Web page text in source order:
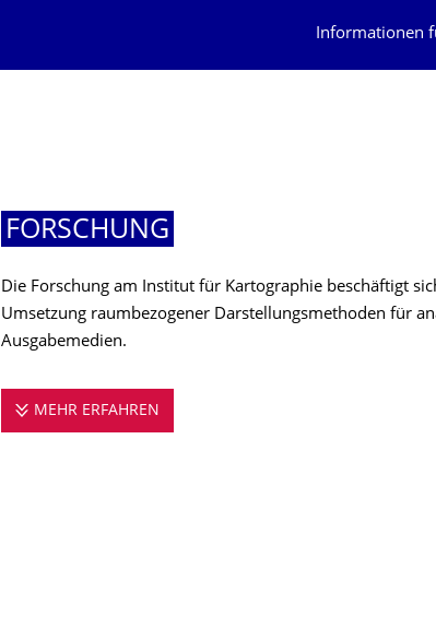
Informationen
FORSCHUNG
Die Forschung am Institut für Kartographie beschäftigt
Umsetzung raumbezogener Darstellungsmethoden für
Ausgabemedien.
MEHR ERFAHREN